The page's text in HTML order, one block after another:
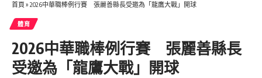
首頁 » 2026中華職棒例行賽 張麗善縣長受邀為「龍鷹大戰」開球
體育
2026中華職棒例行賽 張麗善縣長
受邀為「龍鷹大戰」開球